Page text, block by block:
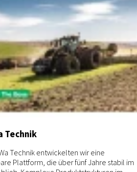
Technik
Technik entwickelten wir eine
Plattform, die über fünf Jahre stabil im